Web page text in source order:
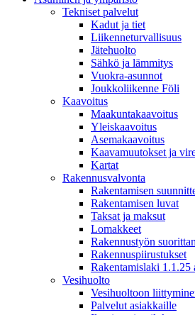
Tekniset palvelut
Kadut ja tiet
Liikenneturvallisuus
Jätehuolto
Sähkö ja lämmitys
Vuokra-asunnot
Joukkoliikenne Föli
Kaavoitus
Maakuntakaavoitus
Yleiskaavoitus
Asemakaavoitus
Kaavamuutokset ja
Kartat
Rakennusvalvonta
Rakentamisen
Rakentamisen luvat
Taksat ja maksut
Lomakkeet
Rakennustyön
Rakennuspiirustukset
Rakentamislaki 1.1.25
Vesihuolto
Vesihuoltoon
Palvelut asiakkaille